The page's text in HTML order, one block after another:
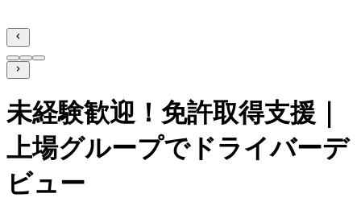
未経験歓迎！免許取得支援｜
上場グループでドライバーデ
ビュー